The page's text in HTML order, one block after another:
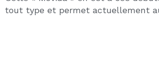
Conseils pour investir en immobilier